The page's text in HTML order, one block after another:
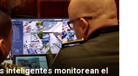
inteligentes monitorean el